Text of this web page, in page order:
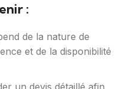
:
de la nature de
et de la disponibilité
un devis détaillé afin